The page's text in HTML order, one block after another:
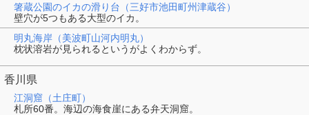
箸蔵公園のイカの滑り台（三好市池田町州津蔵谷）
壁穴が5つもある大型のイカ。
明丸海岸（美波町山河内明丸）
枕状溶岩が見られるというがよくわからず。
香川県
江洞窟（土庄町）
札所60番。海辺の海食崖にある弁天洞窟。